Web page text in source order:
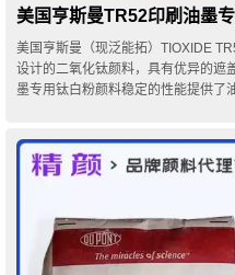
美国亨斯曼TR52印刷油墨
美国亨斯曼（现泛能拓）TIOXIDE
设计的二氧化钛颜料，具有优异的遮
墨专用钛白粉颜料稳定的性能提供了